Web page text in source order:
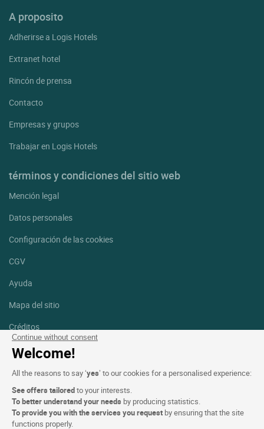
Continue without consent
Welcome!
All the reasons to say ‘yes’ to our cookies for a personalised experience:
See offers tailoredto your interests.
To better understand your needs by producing statistics.
To provide you with the services you request by ensuring that the site
functions properly.
A proposito
Adherirse a Logis Hotels
Extranet hotel
Rincón de prensa
Contacto
Empresas y grupos
Trabajar en Logis Hotels
términos y condiciones del sitio web
Mención legal
Datos personales
Configuración de las cookies
CGV
Ayuda
Mapa del sitio
Créditos
fotografías
Facebook
Instagram
Linkedin